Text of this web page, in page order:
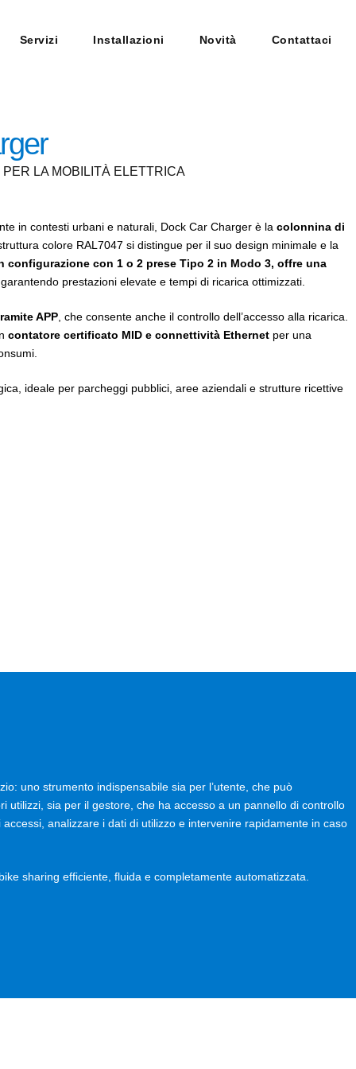
Servizi Installazioni Novità Contattaci
LA MOBILITÀ ELETTRICA
in contesti urbani e naturali, Dock Car Charger è la colonnina di
colore RAL7047 si distingue per il suo design minimale e la
configurazione con 1 o 2 prese Tipo 2 in Modo 3, offre una
, garantendo prestazioni elevate e tempi di ricarica ottimizzati.
APP , che consente anche il controllo dell’accesso alla ricarica.
contatore certificato MID e connettività Ethernet per una
ideale per parcheggi pubblici, aree aziendali e strutture ricettive
uno strumento indispensabile sia per l’utente, che può
utilizzi, sia per il gestore, che ha accesso a un pannello di controllo
analizzare i dati di utilizzo e intervenire rapidamente in caso
sharing efficiente, fluida e completamente automatizzata.